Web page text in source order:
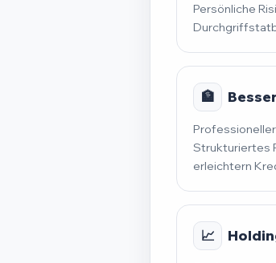
Persönliche
🏦
Strukturiertes
erleichtern
📈